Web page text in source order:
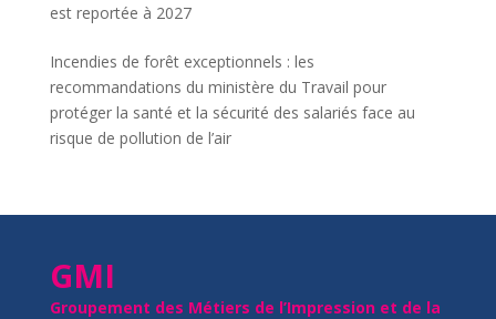
est reportée à 2027
Incendies de forêt exceptionnels : les
recommandations du ministère du Travail pour
protéger la santé et la sécurité des salariés face au
risque de pollution de l’air
GMI
Groupement des Métiers de l’Impression et de la